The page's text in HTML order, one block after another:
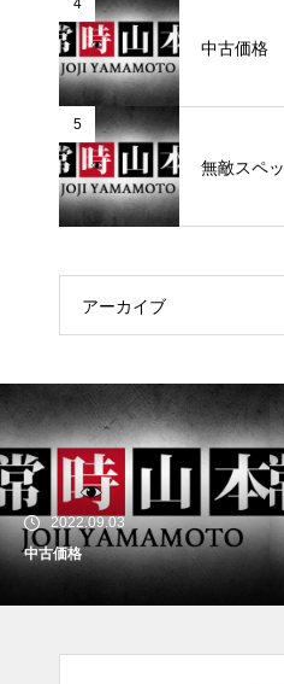
4
中古価格
5
無敵スペ
アーカイブ
2022.09.03
中古価格